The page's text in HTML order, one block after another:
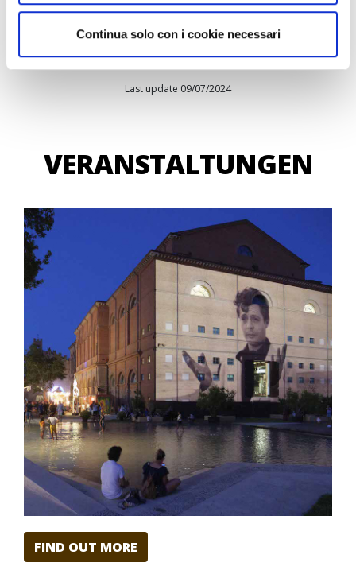
Continua solo con i cookie necessari
Last update 09/07/2024
VERANSTALTUNGEN
FIND OUT MORE